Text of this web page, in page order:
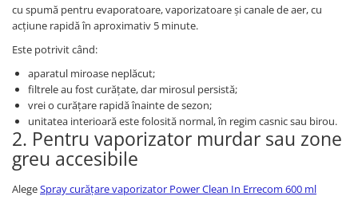
cu spumă pentru evaporatoare, vaporizatoare și canale de aer, cu
acțiune rapidă în aproximativ 5 minute.
Este potrivit când:
aparatul miroase neplăcut;
filtrele au fost curățate, dar mirosul persistă;
vrei o curățare rapidă înainte de sezon;
unitatea interioară este folosită normal, în regim casnic sau birou.
2. Pentru vaporizator murdar sau zone
greu accesibile
AlegeSpray curățare vaporizator Power Clean In Errecom 600 ml